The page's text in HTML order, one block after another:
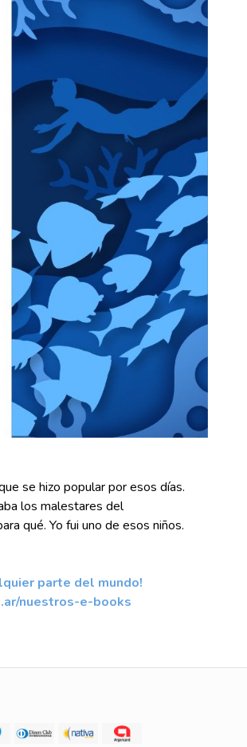
se hizo popular por esos días.
los malestares del
qué. Yo fui uno de esos niños.
parte del mundo!
nuestros-e-books